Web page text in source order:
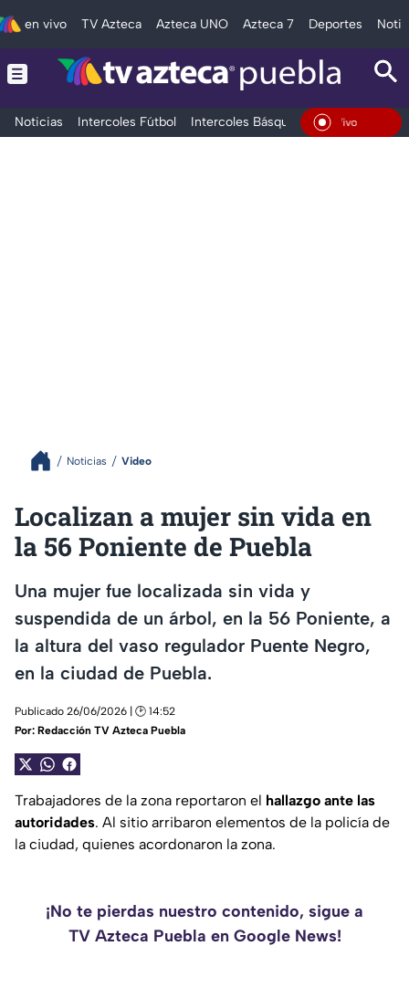
en vivo TV Azteca Azteca UNO Azteca 7 Deportes
Noticias Intercoles Fútbol Intercoles Básquetbol Deportes
En Vivo
Noticias Video
Localizan a mujer sin vida en
la 56 Poniente de Puebla
Una mujer fue localizada sin vida y
suspendida de un árbol, en la 56 Poniente, a
la altura del vaso regulador Puente Negro,
en la ciudad de Puebla.
Publicado 26/06/2026 | 🕑 14:52
Por: Redacción TV Azteca Puebla
Trabajadores de la zona reportaron el hallazgo ante las
autoridades. Al sitio arribaron elementos de la policía de
la ciudad, quienes acordonaron la zona.
¡No te pierdas nuestro contenido, sigue a
TV Azteca Puebla en Google News!